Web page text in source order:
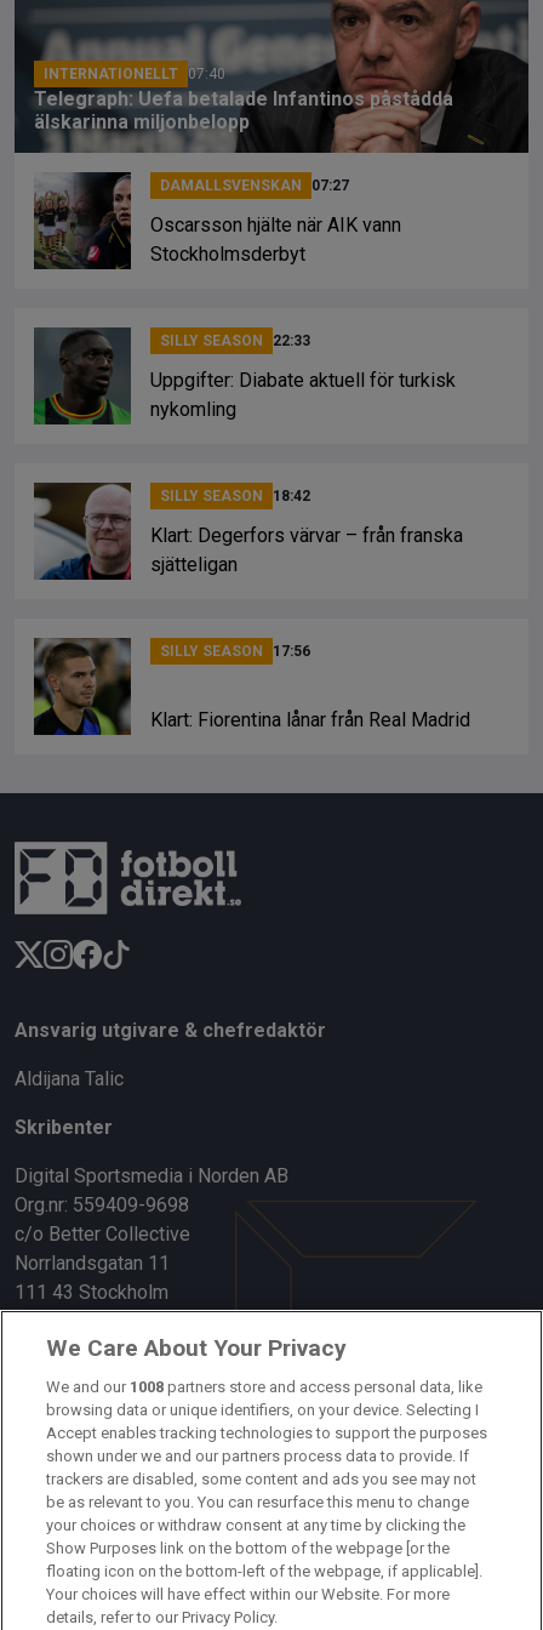
o
k
s
k
INTERNATIONELLT 07:40
Telegraph: Uefa betalade Infantinos påstådda
älskarinna miljonbelopp
DAMALLSVENSKAN 07:27
Oscarsson hjälte när AIK vann
Stockholmsderbyt
SILLY SEASON 22:33
Uppgifter: Diabate aktuell för turkisk
nykomling
SILLY SEASON 18:42
Klart: Degerfors värvar – från franska
sjätteligan
SILLY SEASON 17:56
Klart: Fiorentina lånar från Real Madrid
Ansvarig utgivare & chefredaktör
Aldijana Talic
Skribenter
Digital Sportsmedia i Norden AB
Org.nr: 559409-9698
c/o Better Collective
Norrlandsgatan 11
111 43 Stockholm
Länkar
Om oss
Kontakta oss
Kundtjänst
Sponsor: Rekatochklart
Annonsera på Fotbolldirekt
We Care About Your Privacy
We and our 1008 partners store and access personal data, like
browsing data or unique identifiers, on your device. Selecting I
Accept enables tracking technologies to support the purposes
shown under we and our partners process data to provide. If
trackers are disabled, some content and ads you see may not
be as relevant to you. You can resurface this menu to change
your choices or withdraw consent at any time by clicking the
Show Purposes link on the bottom of the webpage [or the
floating icon on the bottom-left of the webpage, if applicable].
Your choices will have effect within our Website. For more
details, refer to our Privacy Policy.